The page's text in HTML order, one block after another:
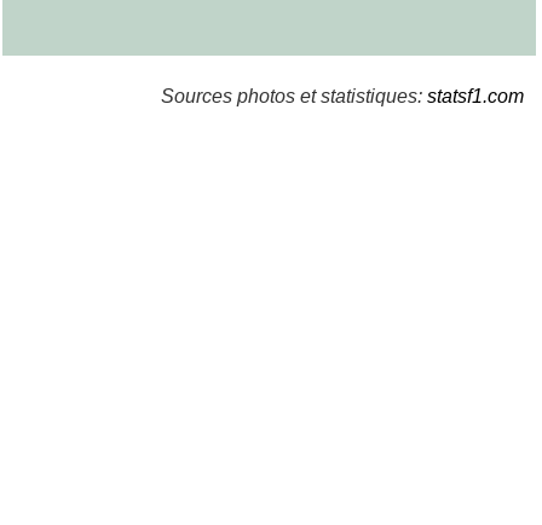
Sources photos et statistiques: statsf1.com